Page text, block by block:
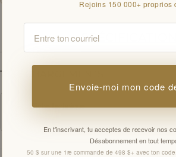
TÉLÉCHARGEMENTS
Fiche technique
Rejoins 150 000+ proprios
Envoie-moi mon code
En t’inscrivant, tu acceptes de recevoir nos
Désabonnement en tout
50 $ sur une 1re commande de 498 $+ avec ton